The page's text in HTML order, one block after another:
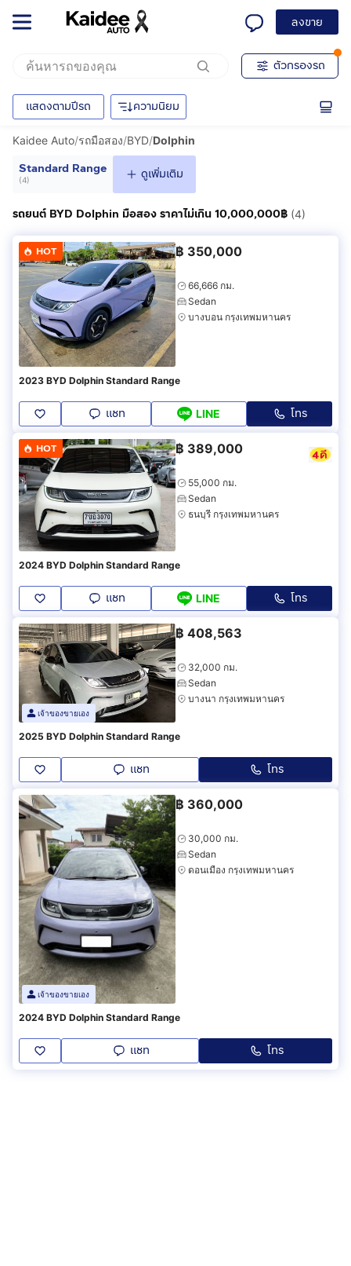
ลงขาย
ตัวกรองรถ
แสดงตามปีรถ ความนิยม
Kaidee Auto/รถมือสอง/BYD/Dolphin
Standard Range
(4) ดูเพิ่มเติม
รถยนต์ BYD Dolphin มือสอง ราคาไม่เกิน 10,000,000฿ (4)
HOT ฿ 350,000
66,666 กม.
Sedan
บางบอน กรุงเทพมหานคร
2023 BYD Dolphin Standard Range
แชท LINE โทร
HOT ฿ 389,000
55,000 กม.
Sedan
ธนบุรี กรุงเทพมหานคร
2024 BYD Dolphin Standard Range
แชท LINE โทร
เจ้าของขายเอง
฿ 408,563
32,000 กม.
Sedan
บางนา กรุงเทพมหานคร
2025 BYD Dolphin Standard Range
แชท โทร
เจ้าของขายเอง
฿ 360,000
30,000 กม.
Sedan
ดอนเมือง กรุงเทพมหานคร
2024 BYD Dolphin Standard Range
แชท โทร